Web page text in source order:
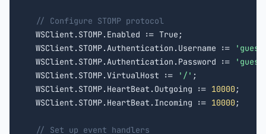
// Configure STOMP protocol
  WSClient.STOMP.Enabled := True;
  WSClient.STOMP.Authentication.Username :=
  WSClient.STOMP.Authentication.Password :=
  WSClient.STOMP.VirtualHost :=
'/' ;
  WSClient.STOMP.HeartBeat.Outgoing :=
10000 ;
  WSClient.STOMP.HeartBeat.Incoming :=
10000 ;
// Set up event handlers